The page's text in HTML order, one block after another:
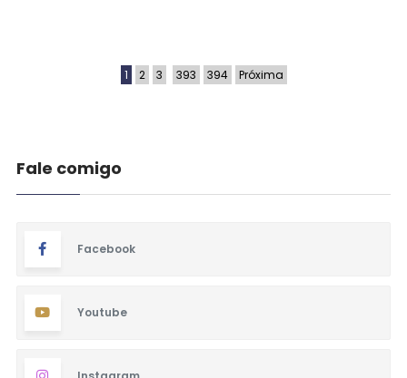
1 2 3 393 394 Próxima
Fale comigo
Facebook
Youtube